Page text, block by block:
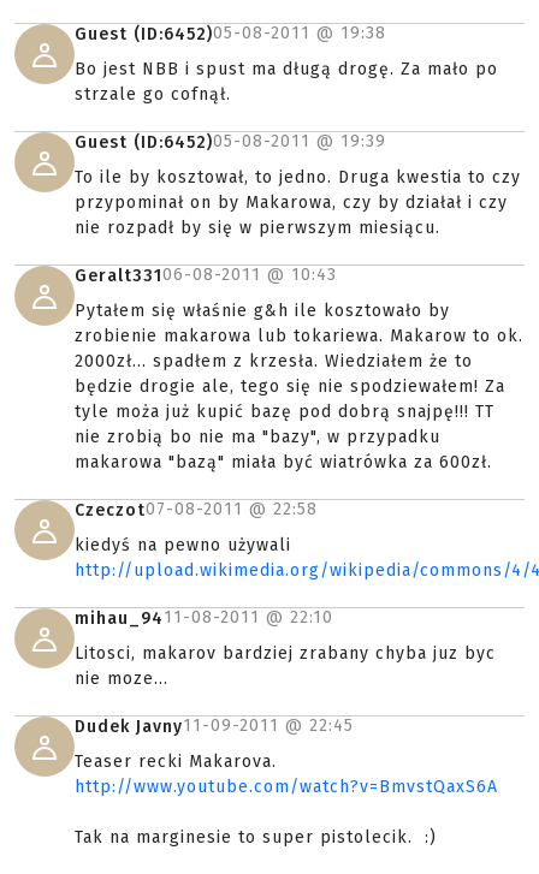
Guest (ID:6452)05-08-2011 @ 19:38
Bo jest NBB i spust ma długą drogę. Za mało po
strzale go cofnął.
Guest (ID:6452)05-08-2011 @ 19:39
To ile by kosztował, to jedno. Druga kwestia to czy
przypominał on by Makarowa, czy by działał i czy
nie rozpadł by się w pierwszym miesiącu.
Geralt33106-08-2011 @ 10:43
Pytałem się właśnie g&h ile kosztowało by
zrobienie makarowa lub tokariewa. Makarow to ok.
2000zł... spadłem z krzesła. Wiedziałem że to
będzie drogie ale, tego się nie spodziewałem! Za
tyle moża już kupić bazę pod dobrą snajpę!!! TT
nie zrobią bo nie ma "bazy", w przypadku
makarowa "bazą" miała być wiatrówka za 600zł.
Czeczot07-08-2011 @ 22:58
kiedyś na pewno używali
http://upload.wikimedia.org/wikipedia/commons/4/
mihau_9411-08-2011 @ 22:10
Litosci, makarov bardziej zrabany chyba juz byc
nie moze...
Dudek Javny11-09-2011 @ 22:45
Teaser recki Makarova.
http://www.youtube.com/watch?v=BmvstQaxS6A
Tak na marginesie to super pistolecik. :)